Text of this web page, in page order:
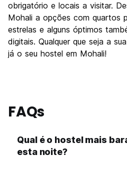
obrigatório e locais a visitar.
Mohali a opções com quartos
estrelas e alguns óptimos
digitais. Qualquer que seja a
já o seu hostel em Mohali!
FAQs
Qual é o hostel mais
esta noite?